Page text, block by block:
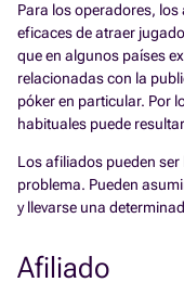
Para los operadores,
eficaces de atraer
que en algunos países
relacionadas con la
póker en particular. Por
habituales puede
Los afiliados pueden
problema. Pueden
y llevarse una
Afiliado